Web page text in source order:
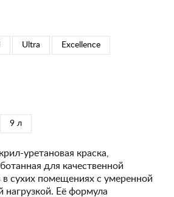
Ultra Excellence
9 л
уретановая краска,
для качественной
в сухих помещениях с умеренной
нагрузкой. Её формула